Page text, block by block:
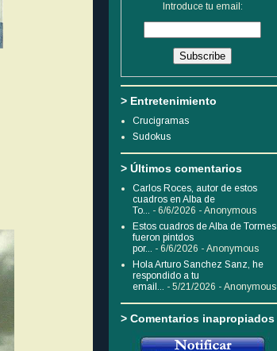
Introduce tu email:
> Entretenimiento
Crucigramas
Sudokus
> Últimos comentarios
Carlos Roces, autor de estos
cuadros en Alba de
To... - 6/6/2026 - Anonymous
Estos cuadros de Alba de Tormes
fueron pintdos
por... - 6/6/2026 - Anonymous
Hola Arturo Sanchez Sanz, he
respondido a tu
email... - 5/21/2026 - Anonymous
> Comentarios inapropiados